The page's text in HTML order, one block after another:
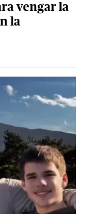
vengar la
la